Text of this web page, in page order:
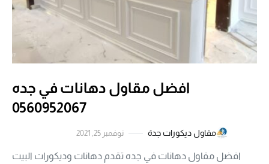
افضل مقاول دهانات في جده
0560952067
مقاول ديكورات جدة نوفمبر 25, 2021
افضل مقاول دهانات في جده تقدم دهانات وديكورات البيت